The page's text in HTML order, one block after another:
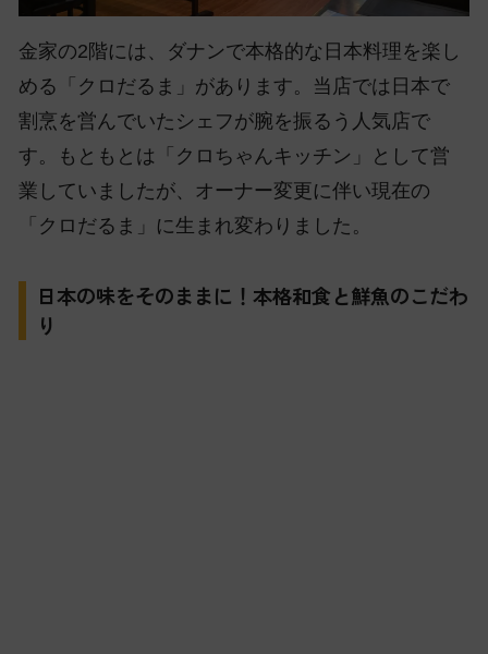
金家の2階には、ダナンで本格的な日本料理を楽し
める「クロだるま」があります。当店では日本で
割烹を営んでいたシェフが腕を振るう人気店で
す。もともとは「クロちゃんキッチン」として営
業していましたが、オーナー変更に伴い現在の
「クロだるま」に生まれ変わりました。
日本の味をそのままに！本格和食と鮮魚のこだわ
り